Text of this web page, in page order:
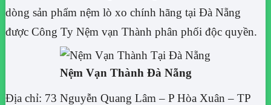
dòng sản phẩm nệm lò xo chính hãng tại Đà Nẵng
được Công Ty Nệm vạn Thành phân phối độc quyền.
Nệm Vạn Thành Đà Nẵng
Địa chỉ: 73 Nguyễn Quang Lâm – P Hòa Xuân – TP